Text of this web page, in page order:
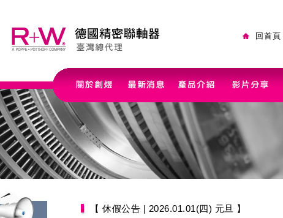
回首頁
【 休假公告 | 2026.01.01(四) 元旦 】